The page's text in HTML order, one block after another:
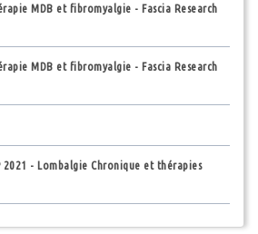
MDB et fibromyalgie - Fascia Research
MDB et fibromyalgie - Fascia Research
2021 - Lombalgie Chronique et thérapies